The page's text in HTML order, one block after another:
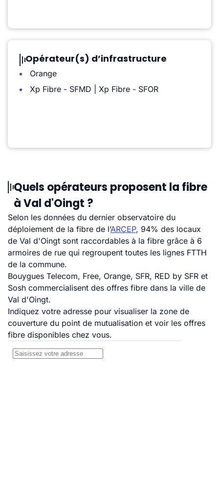
Opérateur(s) d’infrastructure
Orange
Xp Fibre - SFMD | Xp Fibre - SFOR
Quels opérateurs proposent la fibre
à Val d'Oingt ?
Selon les données du dernier observatoire du
déploiement de la fibre de l’ARCEP, 94% des locaux
de Val d'Oingt sont raccordables à la fibre grâce à 6
armoires de rue qui regroupent toutes les lignes FTTH
de la commune.
Bouygues Telecom, Free, Orange, SFR, RED by SFR et
Sosh commercialisent des offres fibre dans la ville de
Val d'Oingt.
Indiquez votre adresse pour visualiser la zone de
couverture du point de mutualisation et voir les offres
fibre disponibles chez vous.